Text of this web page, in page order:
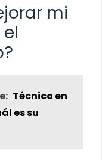
mi
Técnico en
es su